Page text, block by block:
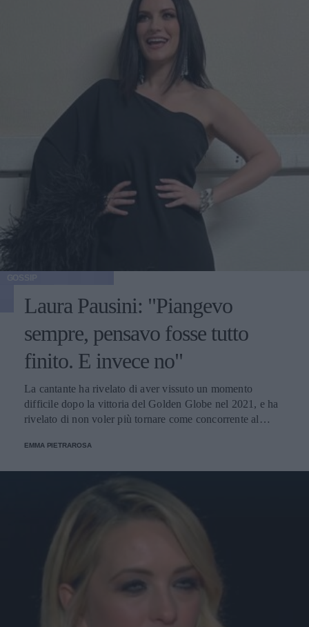
Laura Pausini: "Piangevo
sempre, pensavo fosse tutto
finito. E invece no"
La cantante ha rivelato di aver vissuto un momento
difficile dopo la vittoria del Golden Globe nel 2021, e ha
rivelato di non voler più tornare come concorrente al
EMMA PIETRAROSA